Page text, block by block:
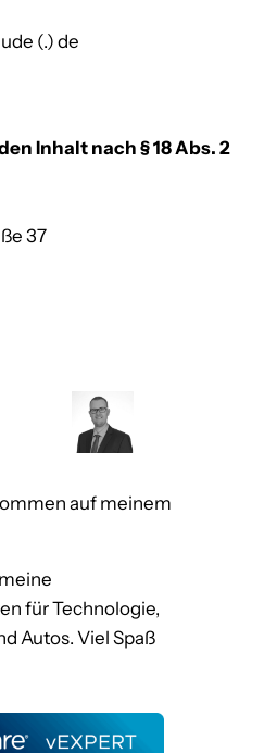
(.) de
Inhalt nach § 18 Abs. 2
37
auf meinem
für Technologie,
Autos. Viel Spaß